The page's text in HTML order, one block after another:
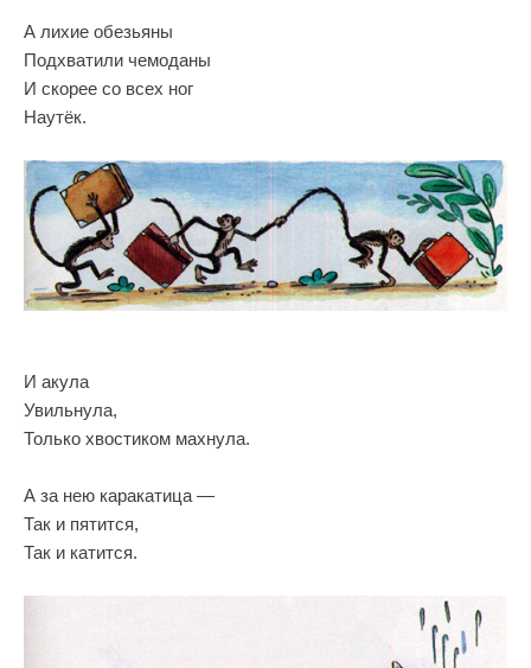
А лихие обезьяны
Подхватили чемоданы
И скорее со всех ног
Наутёк.
И акула
Увильнула,
Только хвостиком махнула.
А за нею каракатица —
Так и пятится,
Так и катится.